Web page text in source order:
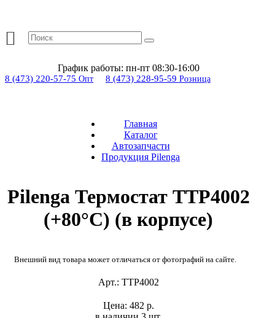
График работы: пн-пт 08:30-16:00
8 (473) 220-57-75 Опт 8 (473) 228-95-59 Розница
Главная
Каталог
Автозапчасти
Продукция Pilenga
Pilenga Термостат TTP4002
(+80°C) (в корпусе)
Внешний вид товара может отличаться от фотографий на сайте.
Арт.: TTP4002
Цена: 482 р.